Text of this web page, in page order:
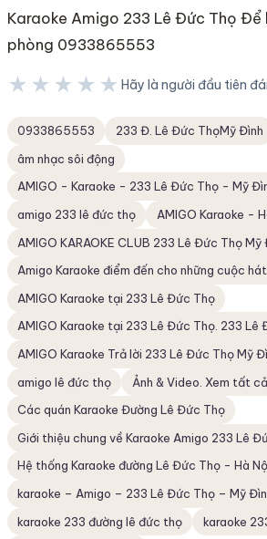
Karaoke Amigo 233 Lê Đức Thọ Để
phòng 0933865553
★★★★★ Hãy là người đầu tiên
0933865553 233 Đ. Lê Đức ThọMỹ Đình
âm nhạc sôi động
AMIGO - Karaoke - 233 Lê Đức Thọ - Mỹ
amigo 233 lê đức thọ
AMIGO Karaoke -
AMIGO KARAOKE CLUB 233 Lê Đức Thọ Mỹ
Amigo Karaoke điểm đến cho những cuộc
AMIGO Karaoke tại 233 Lê Đức Thọ
AMIGO Karaoke tại 233 Lê Đức Thọ. 233 Lê
AMIGO Karaoke Trả lời 233 Lê Đức Thọ Mỹ
amigo lê đức thọ
Ảnh & Video. Xem tất
Các quán Karaoke Đường Lê Đức Thọ
Giới thiệu chung về Karaoke Amigo 233 Lê
Hệ thống Karaoke đường Lê Đức Thọ - Hà
karaoke – Amigo – 233 Lê Đức Thọ – Mỹ
karaoke 233 đường lê đức thọ
karaoke